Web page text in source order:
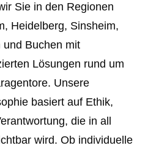
Sie in den Regionen
Heidelberg, Sinsheim,
Buchen mit
Lösungen rund um
Unsere
basiert auf Ethik,
die in all
wird. Ob individuelle